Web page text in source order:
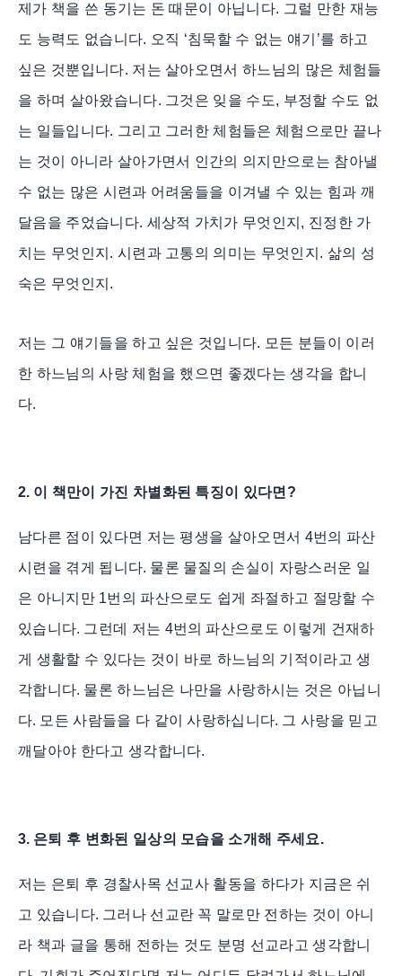
제가 책을 쓴 동기는 돈 때문이 아닙니다. 그럴 만한 재능
도 능력도 없습니다. 오직 ‘침묵할 수 없는 얘기’를 하고
싶은 것뿐입니다. 저는 살아오면서 하느님의 많은 체험들
을 하며 살아왔습니다. 그것은 잊을 수도, 부정할 수도 없
는 일들입니다. 그리고 그러한 체험들은 체험으로만 끝나
는 것이 아니라 살아가면서 인간의 의지만으로는 참아낼
수 없는 많은 시련과 어려움들을 이겨낼 수 있는 힘과 깨
달음을 주었습니다. 세상적 가치가 무엇인지, 진정한 가
치는 무엇인지. 시련과 고통의 의미는 무엇인지. 삶의 성
숙은 무엇인지.
저는 그 얘기들을 하고 싶은 것입니다. 모든 분들이 이러
한 하느님의 사랑 체험을 했으면 좋겠다는 생각을 합니
다.
2. 이 책만이 가진 차별화된 특징이 있다면 ?
남다른 점이 있다면 저는 평생을 살아오면서 4번의 파산
시련을 겪게 됩니다. 물론 물질의 손실이 자랑스러운 일
은 아니지만 1번의 파산으로도 쉽게 좌절하고 절망할 수
있습니다. 그런데 저는 4번의 파산으로도 이렇게 건재하
게 생활할 수 있다는 것이 바로 하느님의 기적이라고 생
각합니다. 물론 하느님은 나만을 사랑하시는 것은 아닙니
다. 모든 사람들을 다 같이 사랑하십니다. 그 사랑을 믿고
깨달아야 한다고 생각합니다.
3. 은퇴 후 변화된 일상의 모습을 소개해 주세요 .
저는 은퇴 후 경찰사목 선교사 활동을 하다가 지금은 쉬
고 있습니다. 그러나 선교란 꼭 말로만 전하는 것이 아니
라 책과 글을 통해 전하는 것도 분명 선교라고 생각합니